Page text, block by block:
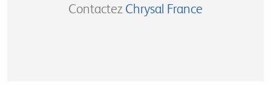
Contactez Chrysal France